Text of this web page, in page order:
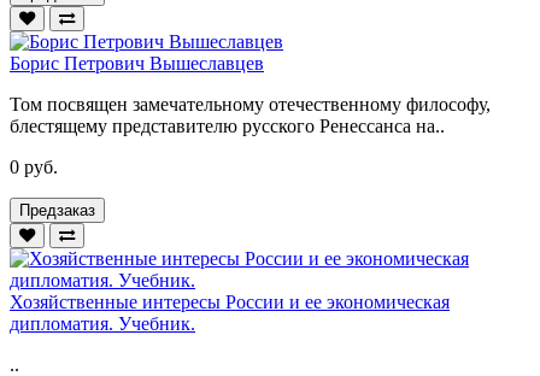
Борис Петрович Вышеславцев
Том посвящен замечательному отечественному философу,
блестящему представителю русского Ренессанса на..
0 руб.
Предзаказ
Хозяйственные интересы России и ее экономическая
дипломатия. Учебник.
..